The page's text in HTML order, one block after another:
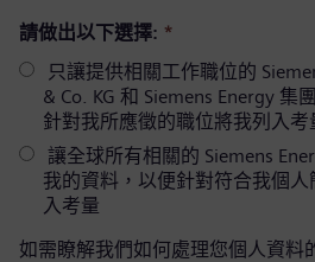
請做出以下選擇: *
只讓提供相關工作職位的
& Co. KG 和 Siemens Energy 集
針對我所應徵的職位將我列入考
讓全球所有相關的 Siemens
我的資料，以便針對符合我個人
入考量
如需瞭解我們如何處理您個人資料